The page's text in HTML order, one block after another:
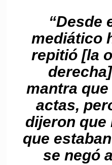
“Desde
mediático
repitió [la
mantra
actas,
dijeron que
que
se negó